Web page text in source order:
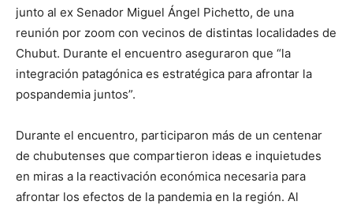
junto al ex Senador Miguel Ángel Pichetto, de una
reunión por zoom con vecinos de distintas localidades de
Chubut. Durante el encuentro aseguraron que “la
integración patagónica es estratégica para afrontar la
pospandemia juntos”.
Durante el encuentro, participaron más de un centenar
de chubutenses que compartieron ideas e inquietudes
en miras a la reactivación económica necesaria para
afrontar los efectos de la pandemia en la región. Al